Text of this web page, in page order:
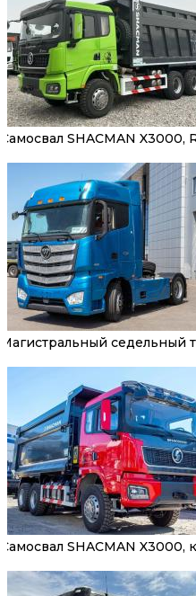
Самосвал SHACMAN X3000,
Магистральный седельный
Самосвал SHACMAN X3000,